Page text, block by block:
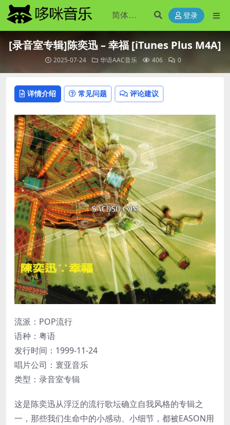
登录
[录音室专辑]陈奕迅 – 幸福 [iTunes Plus M4A]
2025-07-24 华语AAC音乐 406 0
详情介绍 常见问题 评论建议
流派：POP流行
语种：粤语
发行时间：1999-11-24
唱片公司：寰亚音乐
类型：录音室专辑
这是陈奕迅从浮泛的流行歌坛确立自我风格的专辑之
一，那些我们生命中的小感动、小细节，都被EASON用